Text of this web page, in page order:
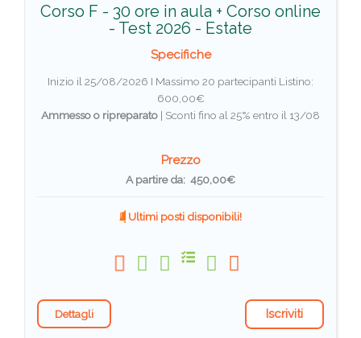
Corso F - 30 ore in aula + Corso online
- Test 2026 - Estate
Specifiche
Inizio il 25/08/2026 I Massimo 20 partecipanti Listino:
600,00€
Ammesso o ripreparato | Sconti fino al 25% entro il 13/08
Prezzo
A partire da: 450,00€
Ultimi posti disponibili!
Dettagli Iscriviti